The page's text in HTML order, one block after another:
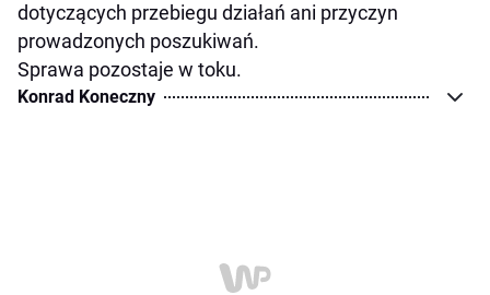
dotyczących przebiegu działań ani przyczyn
prowadzonych poszukiwań.
Sprawa pozostaje w toku.
Konrad Koneczny